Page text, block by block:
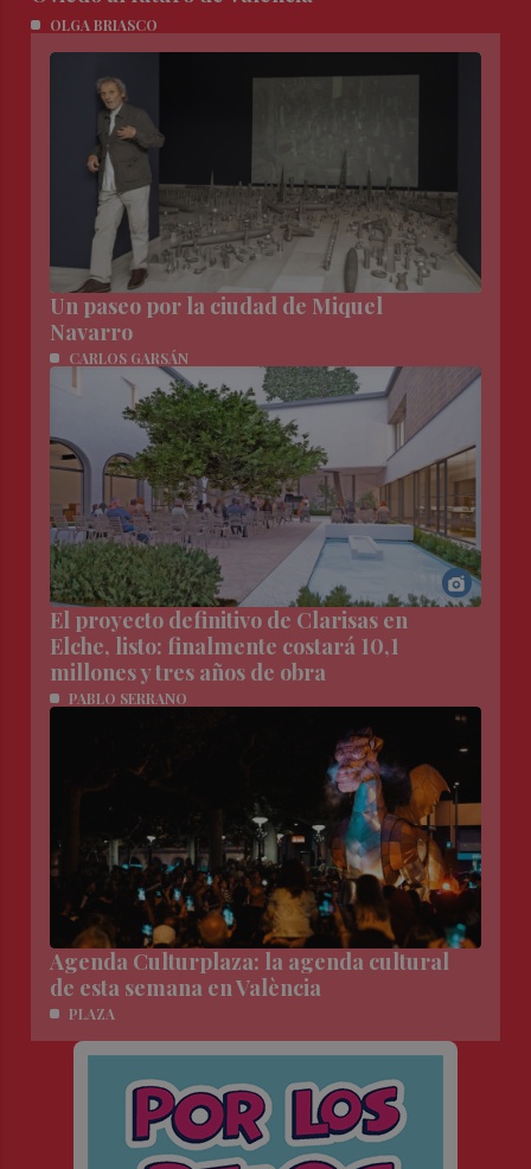
OLGA BRIASCO
Un paseo por la ciudad de Miquel
Navarro
CARLOS GARSÁN
El proyecto definitivo de Clarisas en
Elche, listo: finalmente costará 10,1
millones y tres años de obra
PABLO SERRANO
Agenda Culturplaza: la agenda cultural
de esta semana en València
PLAZA